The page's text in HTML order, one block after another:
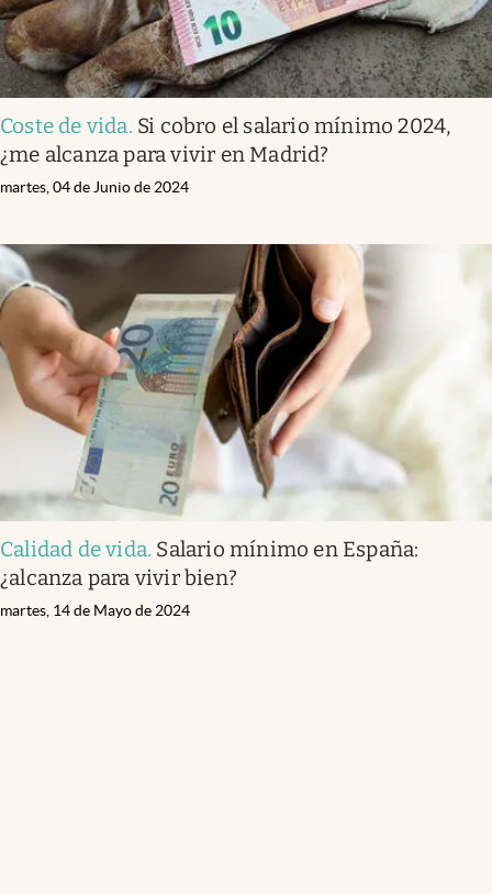
Coste de vida. Si cobro el salario mínimo 2024,
¿me alcanza para vivir en Madrid?
martes, 04 de Junio de 2024
Calidad de vida. Salario mínimo en España:
¿alcanza para vivir bien?
martes, 14 de Mayo de 2024